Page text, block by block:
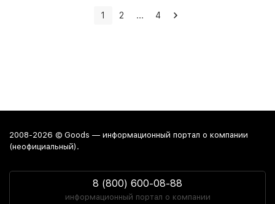
1 2 ... 4
2008-2026 © Goods — информационный портал о компании
(неофициальный).
8 (800) 600-08-88
информационный портал о компании